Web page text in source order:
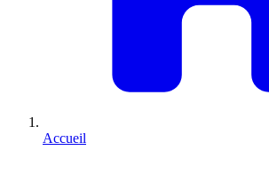
Accueil